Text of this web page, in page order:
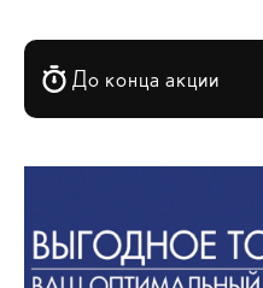
До конца акции